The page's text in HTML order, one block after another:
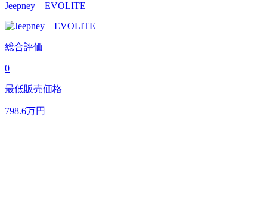
Jeepney EVOLITE
総合評価
0
最低販売価格
798.6万円